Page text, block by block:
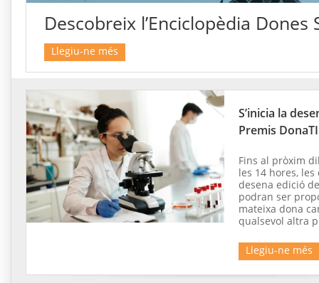
Descobreix l’Enciclopèdia Dones
Llegiu-ne més
S’inicia la
Premis
Fins al pròxim
les 14 hores,
desena edició
podran ser
mateixa dona
qualsevol altra
Llegiu-ne més